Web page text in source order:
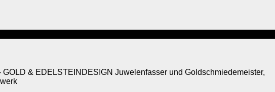
GOLD & EDELSTEINDESIGN Juwelenfasser und Goldschmiedemeister,